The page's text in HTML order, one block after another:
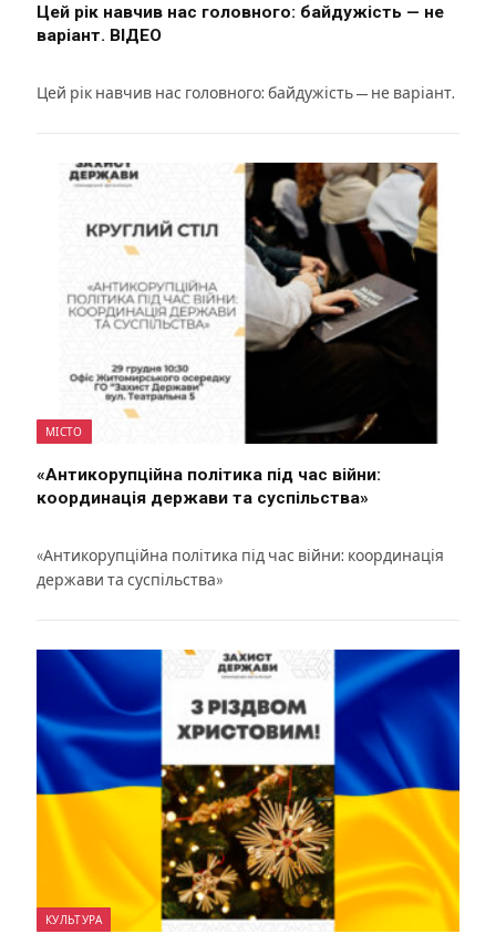
Цей рік навчив нас головного: байдужість — не
варіант. ВІДЕО
Цей рік навчив нас головного: байдужість — не варіант.
МІСТО
«Антикорупційна політика під час війни:
координація держави та суспільства»
«Антикорупційна політика під час війни: координація
держави та суспільства»
КУЛЬТУРА